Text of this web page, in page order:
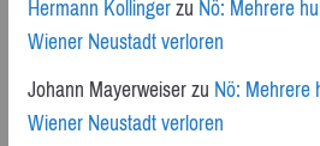
Hermann KollingerzuNö: Mehrere
Wiener Neustadt verloren
Johann MayerweiserzuNö: Mehrere
Wiener Neustadt verloren